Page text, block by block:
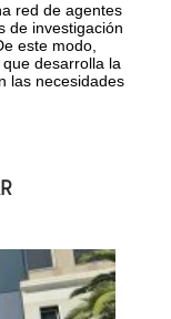
red de agentes
de investigación
este modo,
desarrolla la
las necesidades